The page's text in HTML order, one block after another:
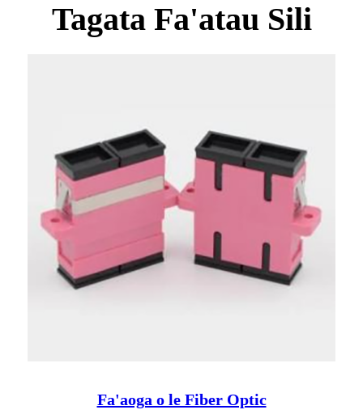
Tagata Fa'atau Sili
Fa'aoga o le Fiber Optic